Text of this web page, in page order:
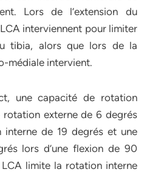
Lors de l’extension du
interviennent pour limiter
tibia, alors que lors de la
médiale intervient.
une capacité de rotation
externe de 6 degrés
interne de 19 degrés et une
lors d’une flexion de 90
limite la rotation interne